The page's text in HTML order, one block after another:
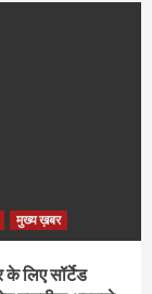
मुख्य ख़बर
लिए सॉर्टेड